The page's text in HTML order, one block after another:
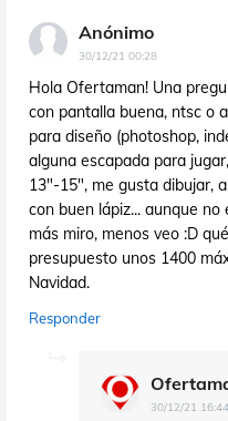
Anónimo
30/12/21 00:28
Hola Ofertaman! Una
con pantalla buena, ntsc o
para diseño (photoshop,
alguna escapada para
13"-15", me gusta dibujar,
con buen lápiz... aunque
más miro, menos veo :D
presupuesto unos 1400
Navidad.
Responder
30/12/21 16:44